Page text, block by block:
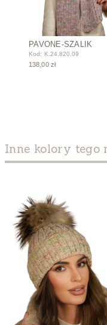
PAVONE-SZALIK
Kod: K.24.820.09
138,00 zł
Inne kolory tego